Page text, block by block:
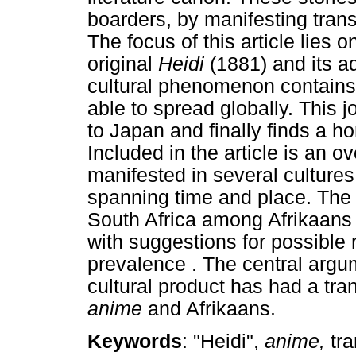
boarders, by manifesting
The focus of this article lies
original Heidi (1881) and its
cultural phenomenon
able to spread globally. This
to Japan and finally finds a
Included in the article is an
manifested in several
spanning time and place.
South Africa among
with suggestions for possible
prevalence . The central
cultural product has had a
anime and Afrikaans.
Keywords: "Heidi", anime,